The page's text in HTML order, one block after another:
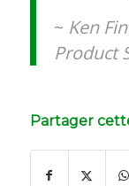
~ Ken
Product
Partager